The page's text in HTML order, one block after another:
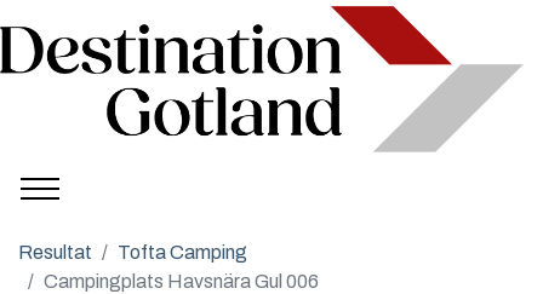
Resultat
Tofta Camping
Campingplats Havsnära Gul 006